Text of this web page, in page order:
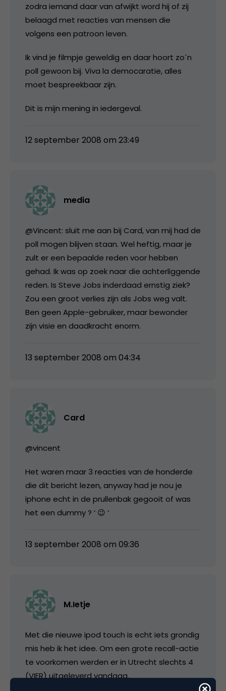
zodra iemand daar van afwijkt word hij of zij
belaagd met reacties van mensen die
volgens een patroon leven.
Ik vind je filmpje geweldig en daar hoort zo`n
poll gewoon bij. Viva la democaratie, alles
moet bespreekbaar zijn.
Dit is mijn mening in iedergeval.
12 september 2008 om 23:49
media
@Vincent: sluit me aan bij Card, van mij had de
poll mogen blijven staan. Wel heftig, maar je
zult er een bepaalde reden voor hebben
gehad. Ik was op zoek naar die achterliggende
reden. Is Steve Jobs inderdaad ernstig ziek?
Zou een groot verlies zijn als Jobs weg valt.
Ben geen Apple-gebruiker, maar bewonder
zijn visie en daadkracht enorm.
13 september 2008 om 04:34
Card
@vincent
Het waren maar 3 reacties van de honderde
die dit bericht lezen, anyway had je nou je
iphone echt in de prullenbak gegooit of was
het een dummy ? ‘ 😉 ‘
13 september 2008 om 09:36
M.Ietje
Met die nieuwe ipod touch is echt iets grondig
mis heb ik het idee. Om een grote recall-actie
te voorkomen werden er in Utrecht slechts 4
(VIER) uitgeleverd vandaag.